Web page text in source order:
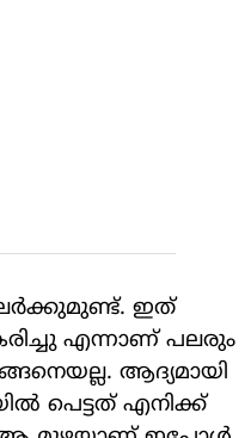
ഇത്
എന്നാണ് പലരും
ആദ്യമായി
പെട്ടത് എനിക്ക്